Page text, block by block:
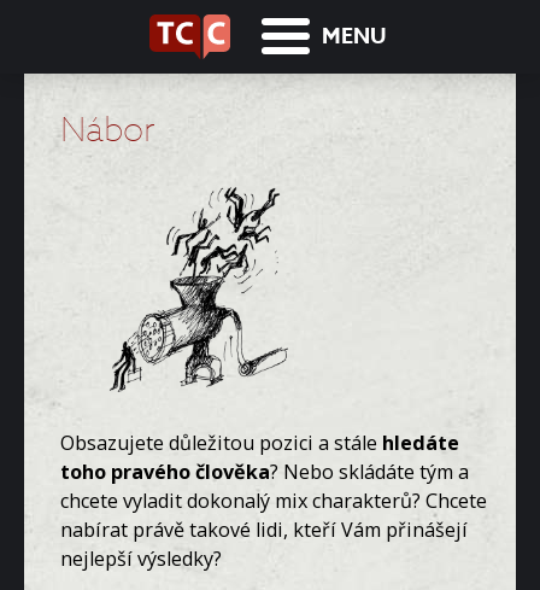
MENU
Nábor
Obsazujete důležitou pozici a stále hledáte
toho pravého člověka? Nebo skládáte tým a
chcete vyladit dokonalý mix charakterů? Chcete
nabírat právě takové lidi, kteří Vám přinášejí
nejlepší výsledky?